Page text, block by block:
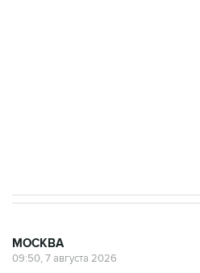
МОСКВА
09:50, 7 августа 2026